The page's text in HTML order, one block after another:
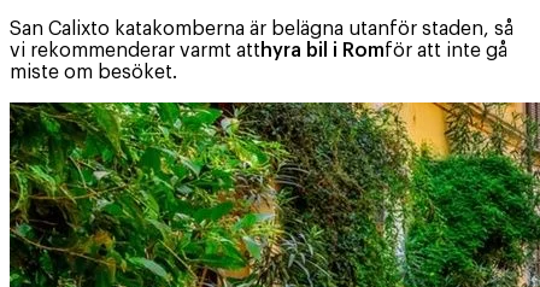
San Calixto katakomberna är belägna utanför staden, så
vi rekommenderar varmt atthyra bil i Romför att inte gå
miste om besöket.